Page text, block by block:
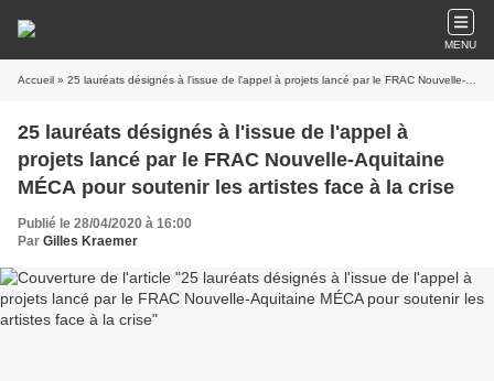
MENU
Accueil » 25 lauréats désignés à l'issue de l'appel à projets lancé par le FRAC Nouvelle-Aquitaine MÉCA pour soutenir les artistes face à la crise
25 lauréats désignés à l'issue de l'appel à
projets lancé par le FRAC Nouvelle-Aquitaine
MÉCA pour soutenir les artistes face à la crise
Publié le 28/04/2020 à 16:00
Par Gilles Kraemer